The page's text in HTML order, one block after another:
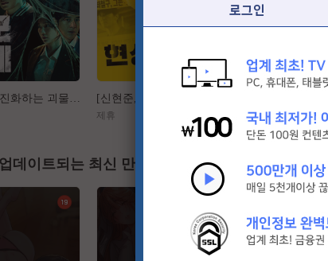
제휴 제휴
데이트되는 최신 만화
로그인